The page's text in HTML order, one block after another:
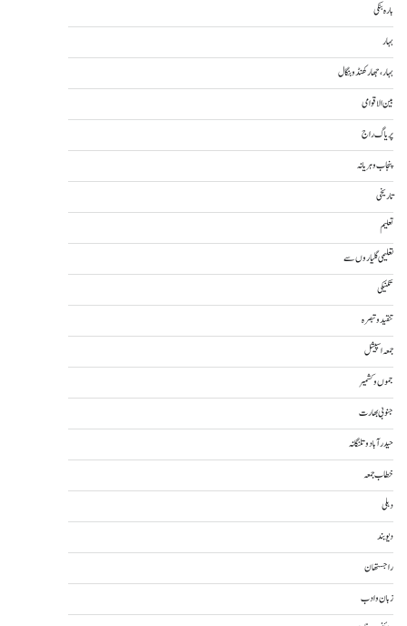
بارہ بنکی
بہار
بہار، جھارکھنڈ و بنگال
بین الاقوامی
پریاگ راج
پنجاب و ہریانہ
تاریخی
تعلیم
تعلیمی گلیاروں سے
تکنیکی
تنقید و تبصرہ
جمعہ اسپیشل
جموں و کشمیر
جنوبی بھارت
حیدرآباد و تلنگانہ
خطاب جمعہ
دہلی
دیوبند
راجستھان
زبان و ادب